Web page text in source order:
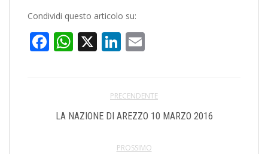
Condividi questo articolo su:
Facebook
WhatsApp
X LinkedIn
PRECENDENTE
LA NAZIONE DI AREZZO 10 MARZO 2016
PROSSIMO